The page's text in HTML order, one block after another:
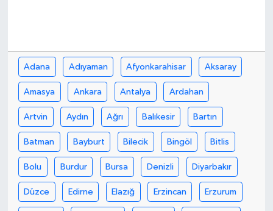
Adana Adıyaman Afyonkarahisar Aksaray
Amasya Ankara Antalya Ardahan
Artvin Aydın Ağrı Balıkesir Bartın
Batman Bayburt Bilecik Bingöl Bitlis
Bolu Burdur Bursa Denizli Diyarbakır
Düzce Edirne Elazığ Erzincan Erzurum